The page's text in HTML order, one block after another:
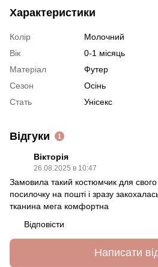
Характеристики
Колір
Молочний
Вік
0-1 місяць
Матеріал
Футер
Сезон
Осінь
Стать
Унісекс
Відгуки 1
Вікторія
26.08.2025 в 10:47
Замовила такий костюмчик для свого
посилочку на пошті і зразу
тканина мега комфортна
Відповісти
Написати